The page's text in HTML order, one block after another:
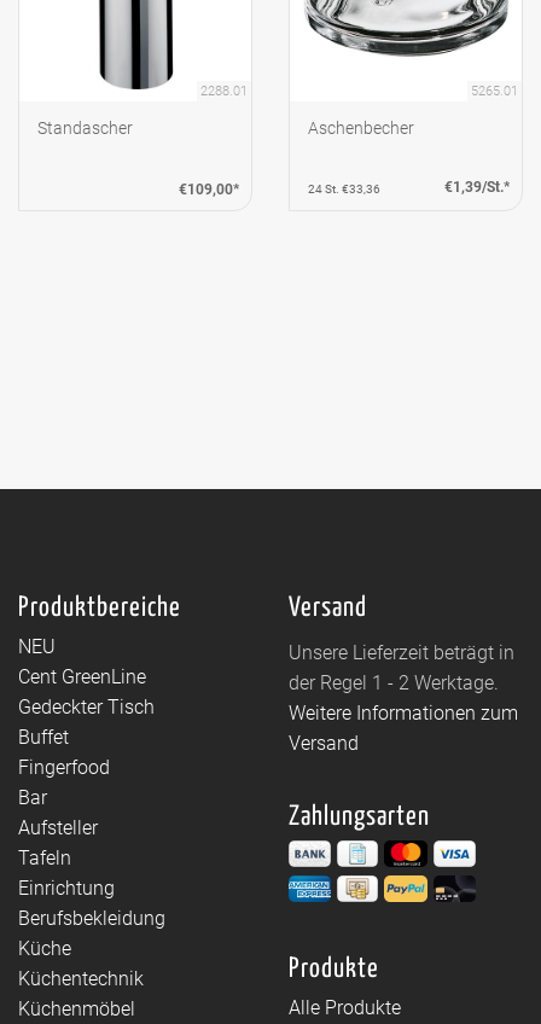
2288.01
Standascher
€109,00*
5265.01
Aschenbecher
24 St. €33,36 €1,39/St.*
Produktbereiche
NEU
Cent GreenLine
Gedeckter Tisch
Buffet
Fingerfood
Bar
Aufsteller
Tafeln
Einrichtung
Berufsbekleidung
Küche
Küchentechnik
Küchenmöbel
Versand
Unsere Lieferzeit beträgt in
der Regel 1 - 2 Werktage.
Weitere Informationen zum
Versand
Zahlungsarten
Produkte
Alle Produkte